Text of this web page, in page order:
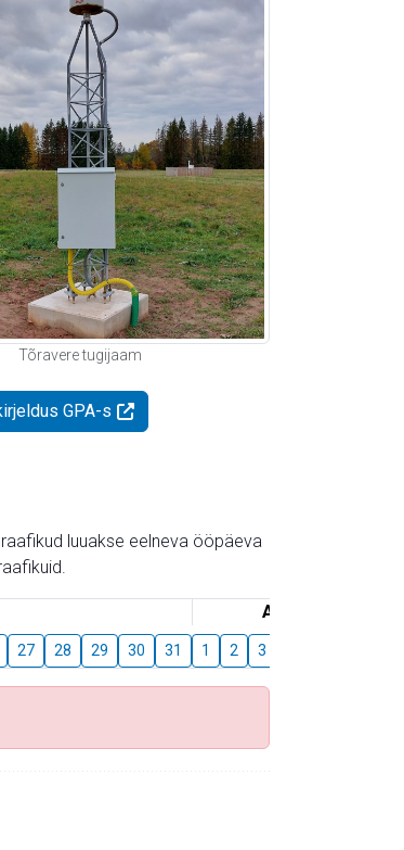
Tõravere tugijaam
GPA-s
luuakse eelneva ööpäeva
August
27 28 29 30 31 1 2 3